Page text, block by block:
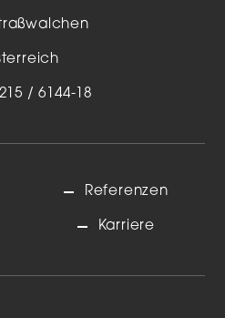
/ 6144-18
Referenzen
Karriere